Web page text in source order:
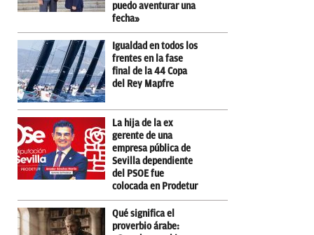
puedo aventurar una
fecha»
Igualdad en todos los
frentes en la fase
final de la 44 Copa
del Rey Mapfre
La hija de la ex
gerente de una
empresa pública de
Sevilla dependiente
del PSOE fue
colocada en Prodetur
Qué significa el
proverbio árabe: